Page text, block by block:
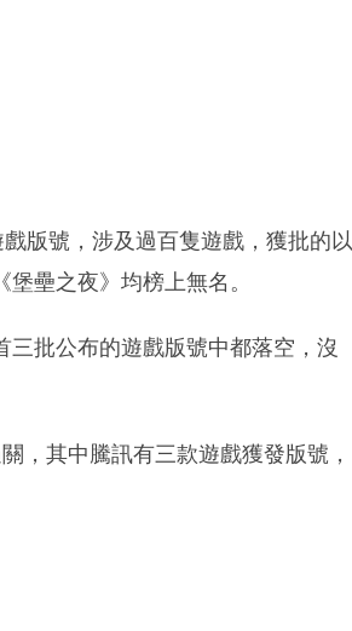
版號，涉及過百隻遊戲，獲批的以
壘之夜》均榜上無名。
批公布的遊戲版號中都落空，沒
，其中騰訊有三款遊戲獲發版號，